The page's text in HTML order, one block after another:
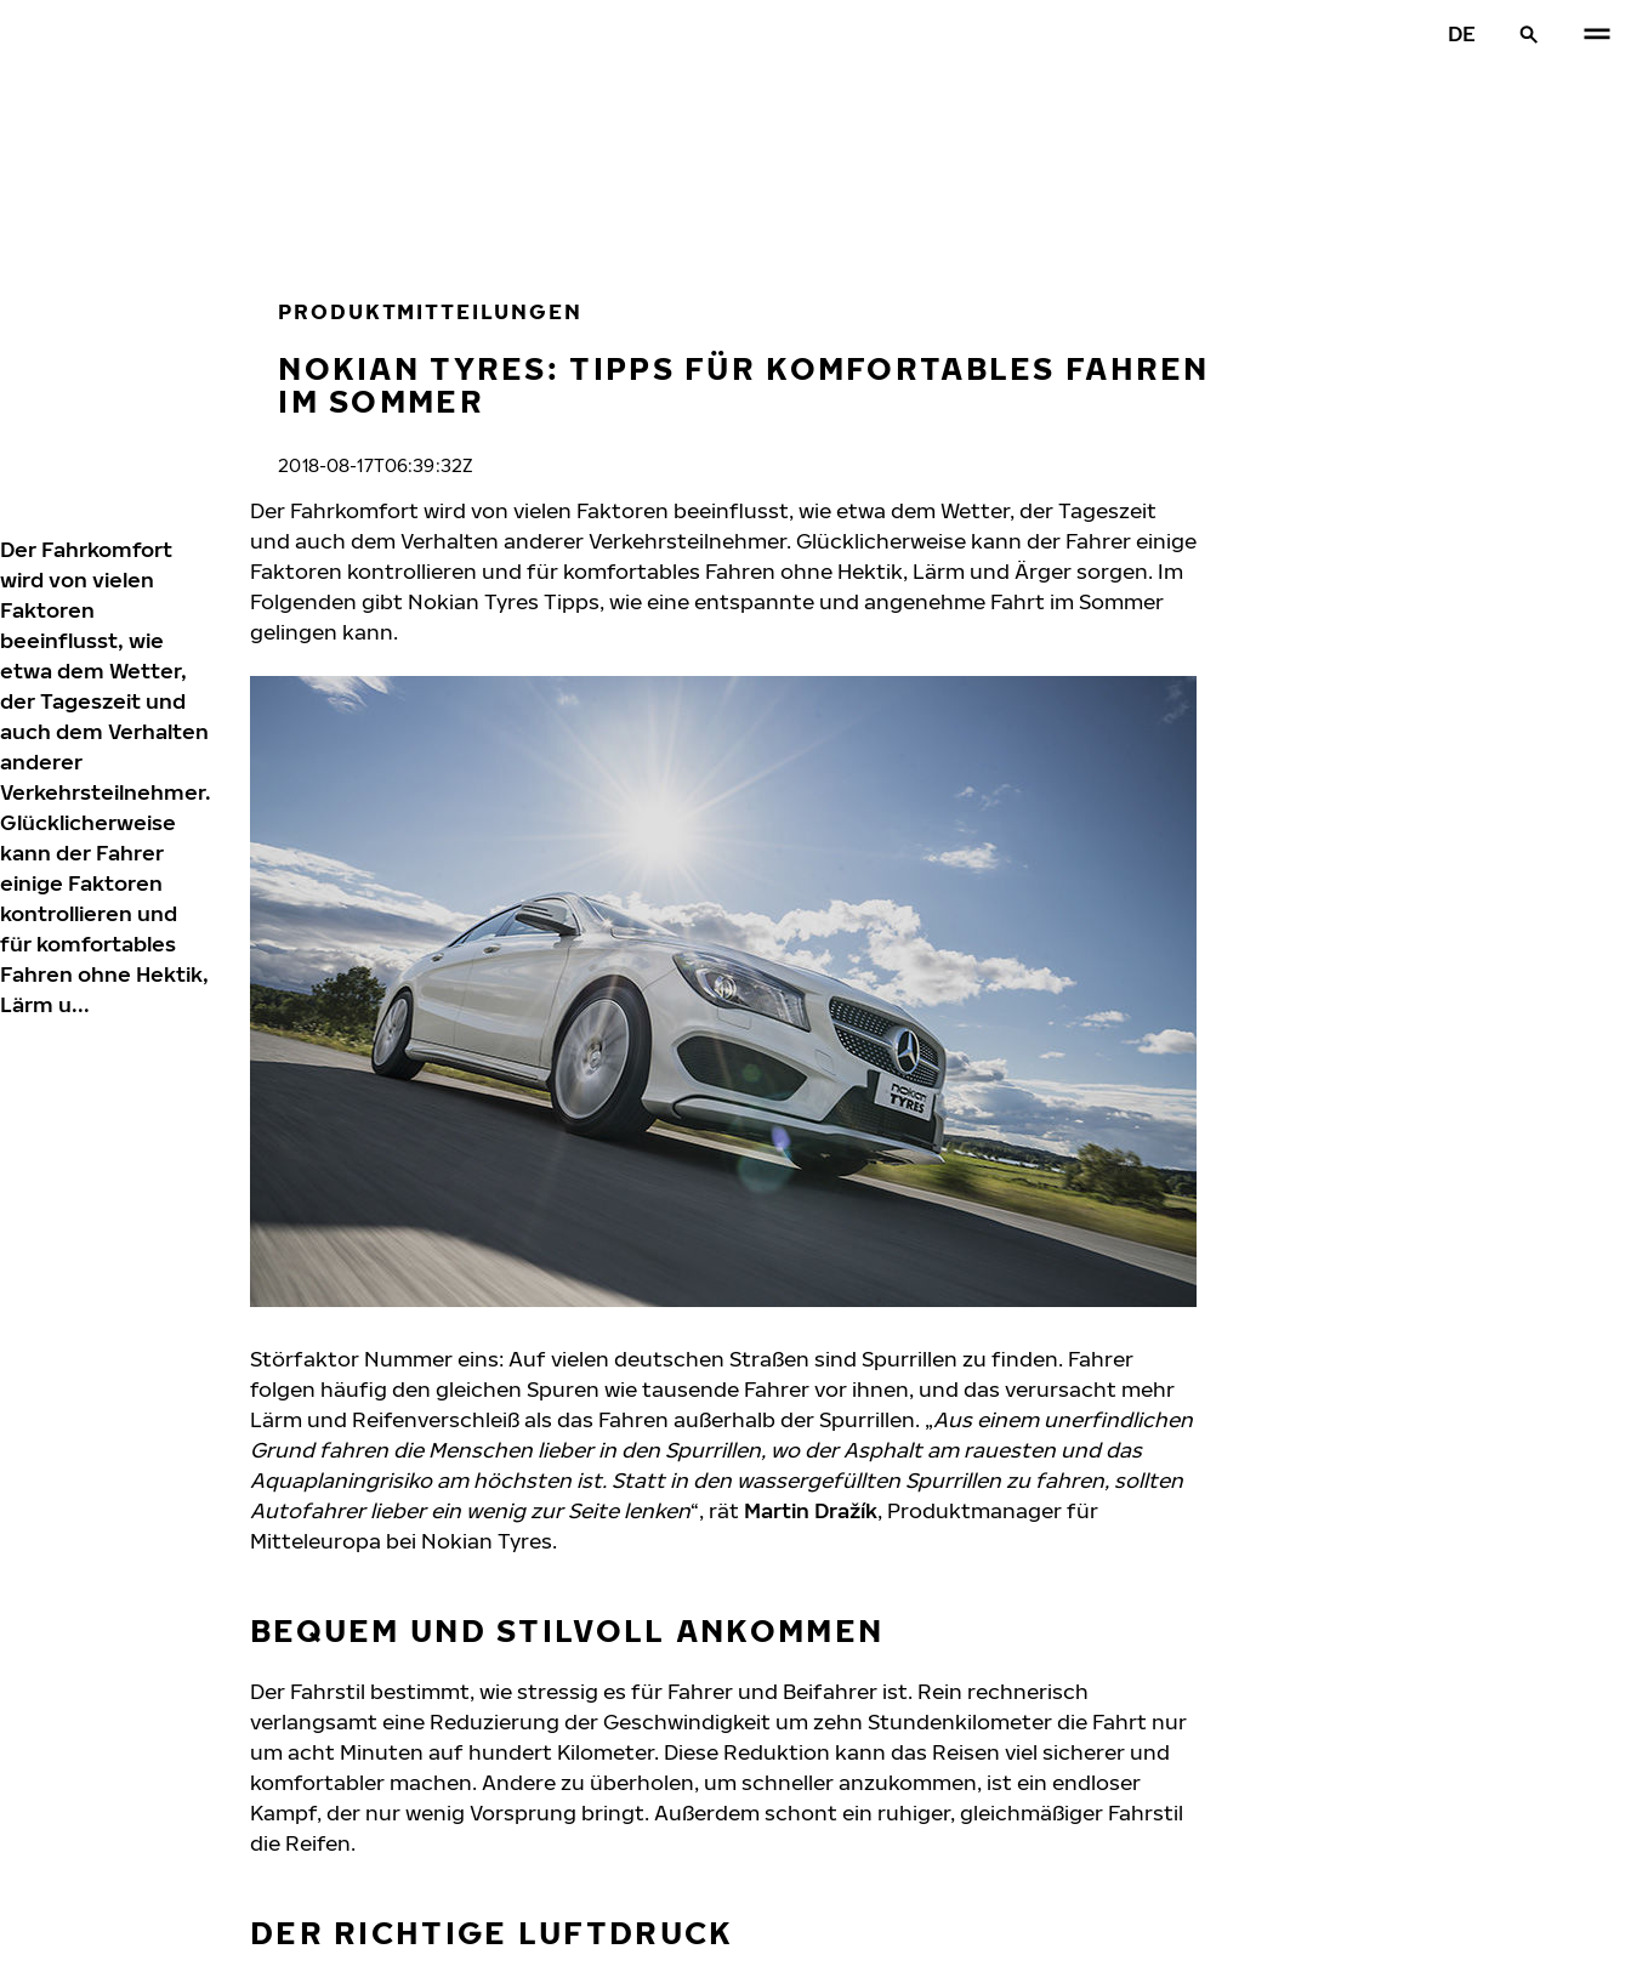
DE
PRODUKTMITTEILUNGEN
NOKIAN TYRES: TIPPS FÜR KOMFORTABLES FAHREN
IM SOMMER
2018-08-17T06:39:32Z
Der Fahrkomfort
wird von vielen
Faktoren
beeinflusst, wie
etwa dem Wetter,
der Tageszeit und
auch dem Verhalten
anderer
Verkehrsteilnehmer.
Glücklicherweise
kann der Fahrer
einige Faktoren
kontrollieren und
für komfortables
Fahren ohne Hektik,
Lärm u...
Der Fahrkomfort wird von vielen Faktoren beeinflusst, wie etwa dem Wetter, der Tageszeit
und auch dem Verhalten anderer Verkehrsteilnehmer. Glücklicherweise kann der Fahrer einige
Faktoren kontrollieren und für komfortables Fahren ohne Hektik, Lärm und Ärger sorgen. Im
Folgenden gibt Nokian Tyres Tipps, wie eine entspannte und angenehme Fahrt im Sommer
gelingen kann.
Störfaktor Nummer eins: Auf vielen deutschen Straßen sind Spurrillen zu finden. Fahrer
folgen häufig den gleichen Spuren wie tausende Fahrer vor ihnen, und das verursacht mehr
Lärm und Reifenverschleiß als das Fahren außerhalb der Spurrillen. „Aus einem unerfindlichen
Grund fahren die Menschen lieber in den Spurrillen, wo der Asphalt am rauesten und das
Aquaplaningrisiko am höchsten ist. Statt in den wassergefüllten Spurrillen zu fahren, sollten
Autofahrer lieber ein wenig zur Seite lenken“, rät Martin Dražík, Produktmanager für
Mitteleuropa bei Nokian Tyres.
BEQUEM UND STILVOLL ANKOMMEN
Der Fahrstil bestimmt, wie stressig es für Fahrer und Beifahrer ist. Rein rechnerisch
verlangsamt eine Reduzierung der Geschwindigkeit um zehn Stundenkilometer die Fahrt nur
um acht Minuten auf hundert Kilometer. Diese Reduktion kann das Reisen viel sicherer und
komfortabler machen. Andere zu überholen, um schneller anzukommen, ist ein endloser
Kampf, der nur wenig Vorsprung bringt. Außerdem schont ein ruhiger, gleichmäßiger Fahrstil
die Reifen.
DER RICHTIGE LUFTDRUCK